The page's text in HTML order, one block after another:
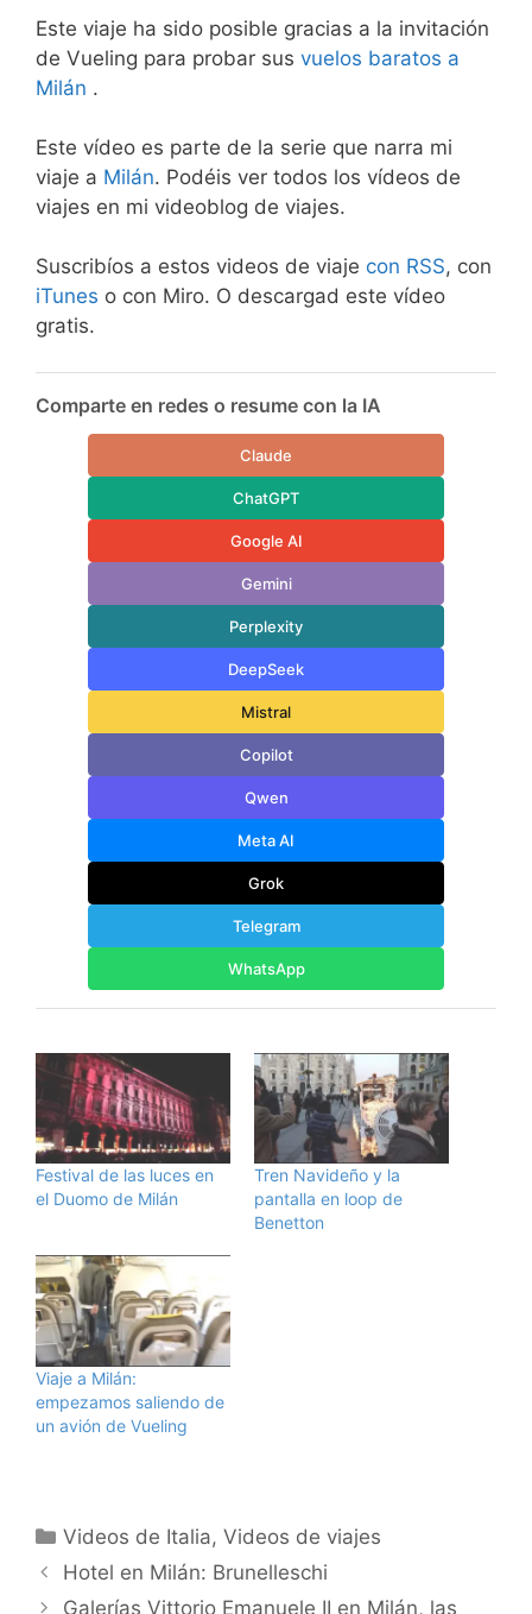
Este viaje ha sido posible gracias a la invitación
de Vueling para probar sus vuelos baratos a
Milán .
Este vídeo es parte de la serie que narra mi
viaje a Milán. Podéis ver todos los vídeos de
viajes en mi videoblog de viajes.
Suscribíos a estos videos de viaje con RSS, con
iTunes o con Miro. O descargad este vídeo
gratis.
Comparte en redes o resume con la IA
Claude
ChatGPT
Google AI
Gemini
Perplexity
DeepSeek
Mistral
Copilot
Qwen
Meta AI
Grok
Telegram
WhatsApp
Festival de las luces en
el Duomo de Milán
Tren Navideño y la
pantalla en loop de
Benetton
Viaje a Milán:
empezamos saliendo de
un avión de Vueling
Categorías
Videos de Italia,Videos de viajes
Hotel en Milán: Brunelleschi
Galerías Vittorio Emanuele II en Milán, las